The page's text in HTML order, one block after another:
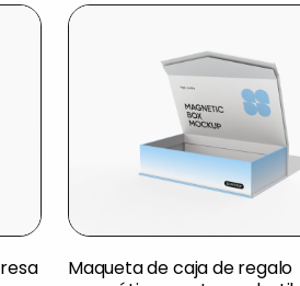
Maqueta de caja de regalo